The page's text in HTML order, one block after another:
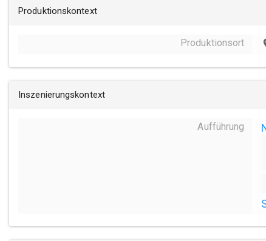
Produktionskontext
Produktionsort
Inszenierungskontext
Aufführung